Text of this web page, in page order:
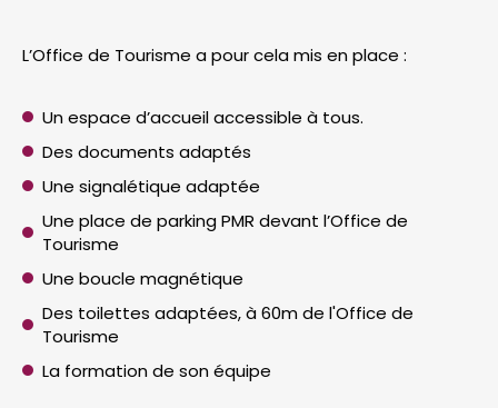
L’Office de Tourisme a pour cela mis en place :
Un espace d’accueil accessible à tous.
Des documents adaptés
Une signalétique adaptée
Une place de parking PMR devant l’Office de
Tourisme
Une boucle magnétique
Des toilettes adaptées, à 60m de l'Office de
Tourisme
La formation de son équipe